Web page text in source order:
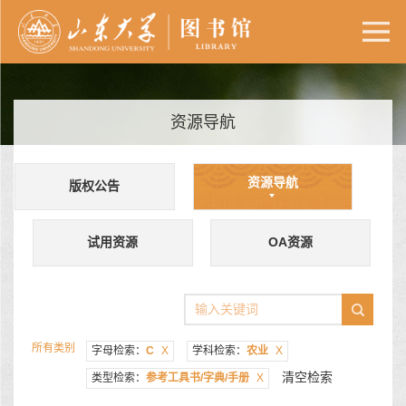
资源导航
版权公告 资源导航
试用资源 OA资源
所有类别 字母检索： C X 学科检索： 农业 X
类型检索： 参考工具书/字典/手册 X 清空检索